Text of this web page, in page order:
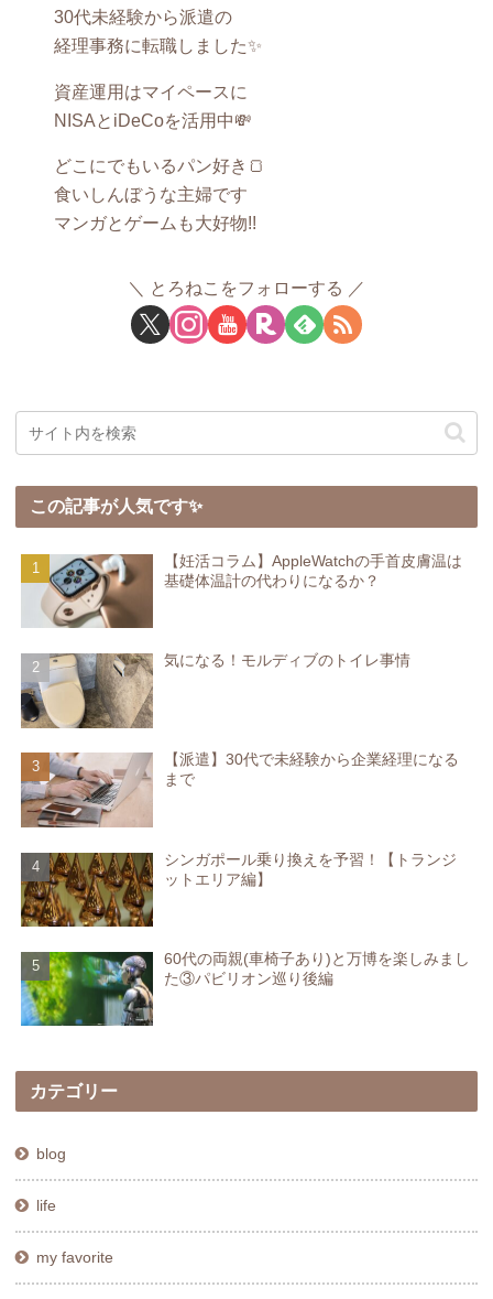
30代未経験から派遣の
経理事務に転職しました✨
資産運用はマイペースに
NISAとiDeCoを活用中💸
どこにでもいるパン好き🍞
食いしんぼうな主婦です
マンガとゲームも大好物!!
とろねこをフォローする
この記事が人気です✨
【妊活コラム】AppleWatchの手首皮膚温は
基礎体温計の代わりになるか？
気になる！モルディブのトイレ事情
【派遣】30代で未経験から企業経理になる
まで
シンガポール乗り換えを予習！【トランジ
ットエリア編】
60代の両親(車椅子あり)と万博を楽しみまし
た③パビリオン巡り後編
カテゴリー
blog
life
my favorite